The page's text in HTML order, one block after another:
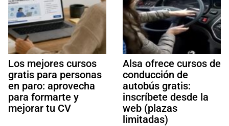
Los mejores cursos
gratis para personas
en paro: aprovecha
para formarte y
mejorar tu CV
Alsa ofrece cursos de
conducción de
autobús gratis:
inscríbete desde la
web (plazas
limitadas)